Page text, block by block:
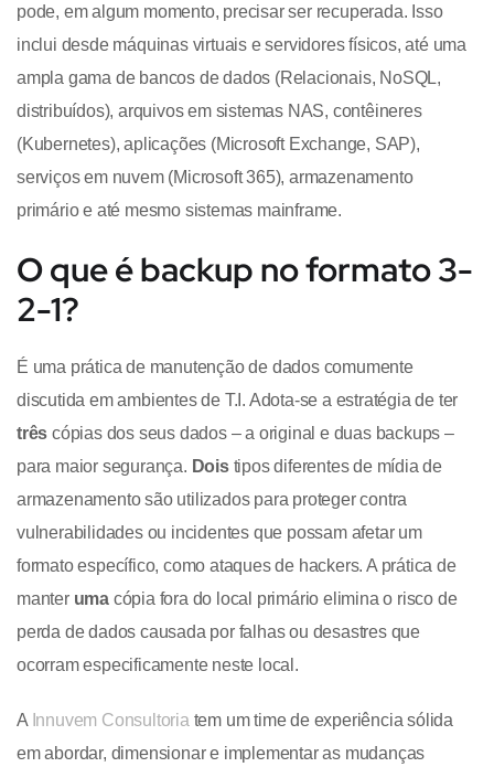
pode, em algum momento, precisar ser recuperada. Isso
inclui desde máquinas virtuais e servidores físicos, até uma
ampla gama de bancos de dados (Relacionais, NoSQL,
distribuídos), arquivos em sistemas NAS, contêineres
(Kubernetes), aplicações (Microsoft Exchange, SAP),
serviços em nuvem (Microsoft 365), armazenamento
primário e até mesmo sistemas mainframe.
O que é backup no formato 3-
2-1?
É uma prática de manutenção de dados comumente
discutida em ambientes de T.I. Adota-se a estratégia de ter
três cópias dos seus dados – a original e duas backups –
para maior segurança. Dois tipos diferentes de mídia de
armazenamento são utilizados para proteger contra
vulnerabilidades ou incidentes que possam afetar um
formato específico, como ataques de hackers. A prática de
manter uma cópia fora do local primário elimina o risco de
perda de dados causada por falhas ou desastres que
ocorram especificamente neste local.
A Innuvem Consultoria tem um time de experiência sólida
em abordar, dimensionar e implementar as mudanças